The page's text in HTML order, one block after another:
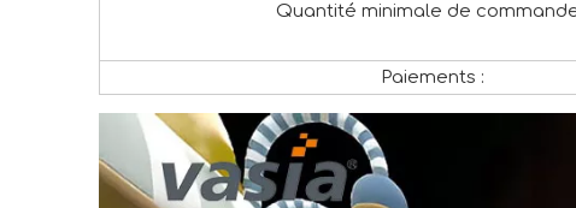
Quantité minimale de
Paiements :